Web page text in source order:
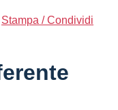
Stampa / Condividi